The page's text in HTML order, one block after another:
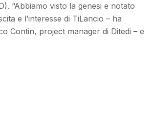
“Abbiamo visto la genesi e notato
e l’interesse di TiLancio – ha
Contin, project manager di Ditedi – e